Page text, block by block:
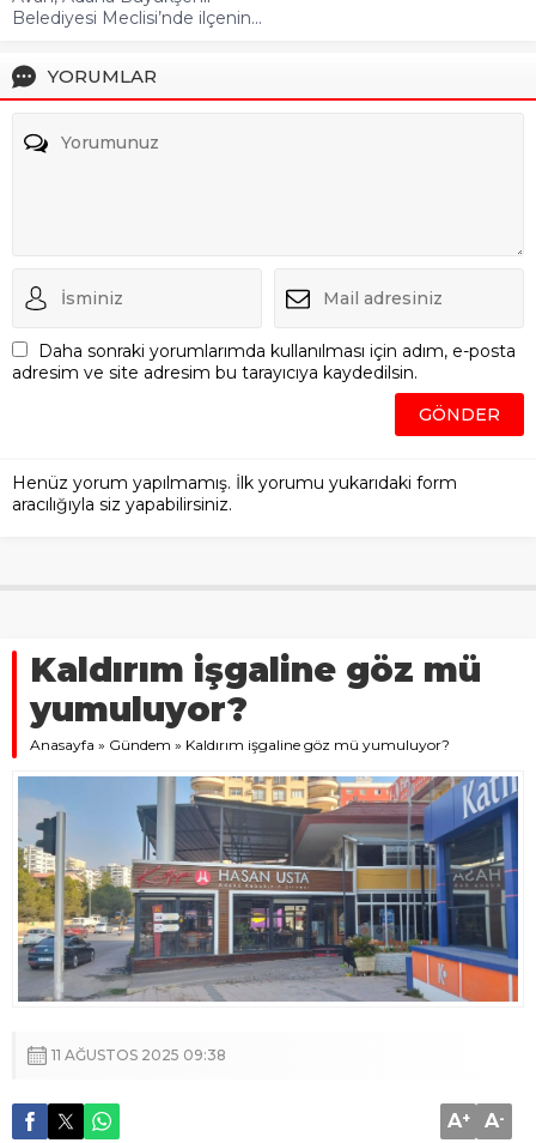
Belediyesi Meclisi’nde ilçenin...
YORUMLAR
Daha sonraki yorumlarımda kullanılması için adım, e-posta
adresim ve site adresim bu tarayıcıya kaydedilsin.
Henüz yorum yapılmamış. İlk yorumu yukarıdaki form
aracılığıyla siz yapabilirsiniz.
Kaldırım işgaline göz mü
yumuluyor?
Anasayfa » Gündem » Kaldırım işgaline göz mü yumuluyor?
11 AĞUSTOS 2025 09:38
A+ A-